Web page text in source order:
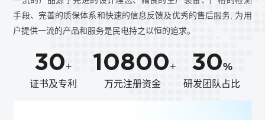
手段、完善的质保体系和快速的信息反馈及优秀的售后服务, 为用
户提供一流的产品和服务是民电持之以恒的追求。
30+
证书及专利
10800+
万元注册资金
30%
研发团队占比